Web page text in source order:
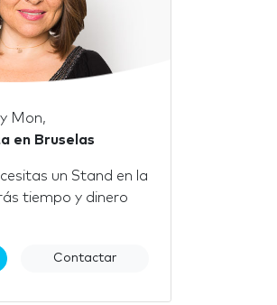
Mon,
en Bruselas
un Stand en la
tiempo y dinero
Contactar